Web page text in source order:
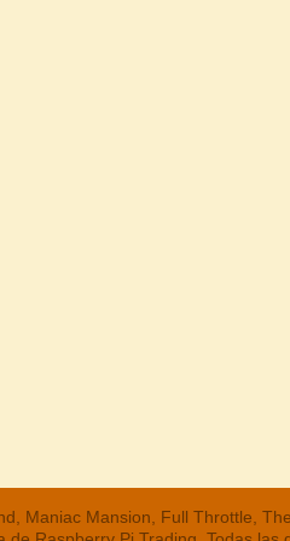
Maniac Mansion, Full Throttle,